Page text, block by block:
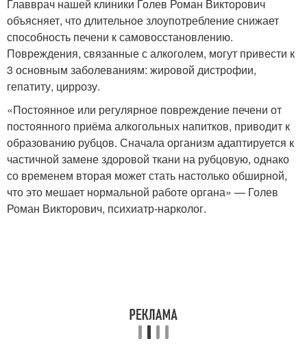
Главврач нашей клиники Голев Роман Викторович
объясняет, что длительное злоупотребление снижает
способность печени к самовосстановлению.
Повреждения, связанные с алкоголем, могут привести к
3 основным заболеваниям: жировой дистрофии,
гепатиту, циррозу.
«Постоянное или регулярное повреждение печени от
постоянного приёма алкогольных напитков, приводит к
образованию рубцов. Сначала организм адаптируется к
частичной замене здоровой ткани на рубцовую, однако
со временем вторая может стать настолько обширной,
что это мешает нормальной работе органа» — Голев
Роман Викторович, психиатр-нарколог.